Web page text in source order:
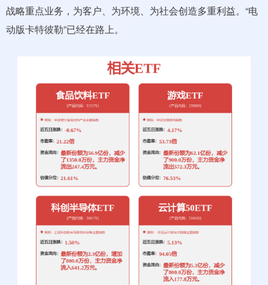
战略重点业务，为客户、为环境、为社会创造多重利益。“电
动版卡特彼勒”已经在路上。